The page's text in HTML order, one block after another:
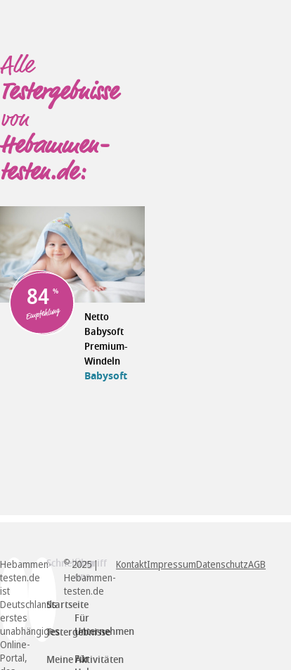
Alle
Testergebnisse
von
Hebammen-
testen.de:
84
Empfehlung
Netto
Babysoft
Premium-
Windeln
Babysoft
Hebammen-
testen.de
ist
Deutschlands
erstes
unabhängiges
Online-
Portal,
Schnellzugriff
Startseite
Testergebnisse
Meine Aktivitäten
Über
uns
Für
Unternehmen
Für
©2025 |
Hebammen-
testen.de
KontaktImpressumDatenschutzAGB